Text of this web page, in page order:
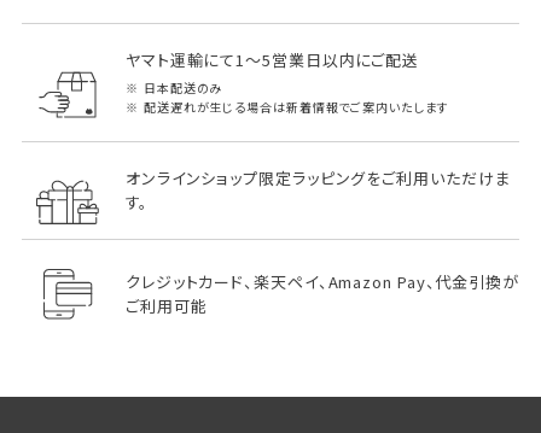
ヤマト運輸にて1～5営業日以内にご配送
日本配送のみ
配送遅れが生じる場合は新着情報でご案内いたします
オンラインショップ限定ラッピングをご利用いただけま
す。
クレジットカード、楽天ペイ、Amazon Pay、代金引換が
ご利用可能